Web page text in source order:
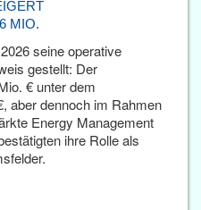
MIO.
seine operative
gestellt: Der
€ unter dem
aber dennoch im Rahmen
Energy Management
ihre Rolle als